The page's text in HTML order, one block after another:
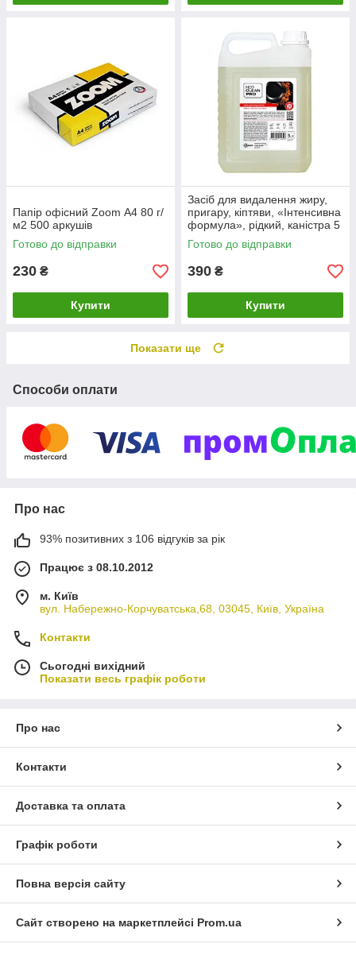
Папір офісний Zoom А4 80 г/
м2 500 аркушів
Готово до відправки
230 ₴
Купити
Засіб для видалення жиру,
пригару, кіптяви, «Інтенсивна
формула», рідкий, каністра 5
л
Готово до відправки
390 ₴
Купити
Показати ще
Способи оплати
Про нас
93% позитивних з 106 відгуків за рік
Працює з 08.10.2012
м. Київ
вул. Набережно-Корчуватська,68, 03045, Київ, Україна
Контакти
Сьогодні вихідний
Показати весь графік роботи
Про нас
Контакти
Доставка та оплата
Графік роботи
Повна версія сайту
Сайт створено на маркетплейсі Prom.ua